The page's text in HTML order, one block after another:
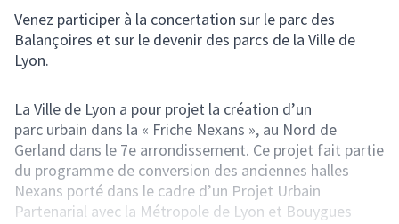
Venez participer à la concertation sur le parc des
Balançoires et sur le devenir des parcs de la Ville de
Lyon.
La Ville de Lyon a pour projet la création d’un
parc urbain dans la « Friche Nexans », au Nord de
Gerland dans le 7e arrondissement. Ce projet fait partie
du programme de conversion des anciennes halles
Nexans porté dans le cadre d’un Projet Urbain
Partenarial avec la Métropole de Lyon et Bouygues